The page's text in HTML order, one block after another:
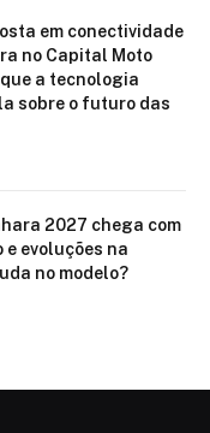
em conectividade
no Capital Moto
a tecnologia
sobre o futuro das
2027 chega com
evoluções na
no modelo?